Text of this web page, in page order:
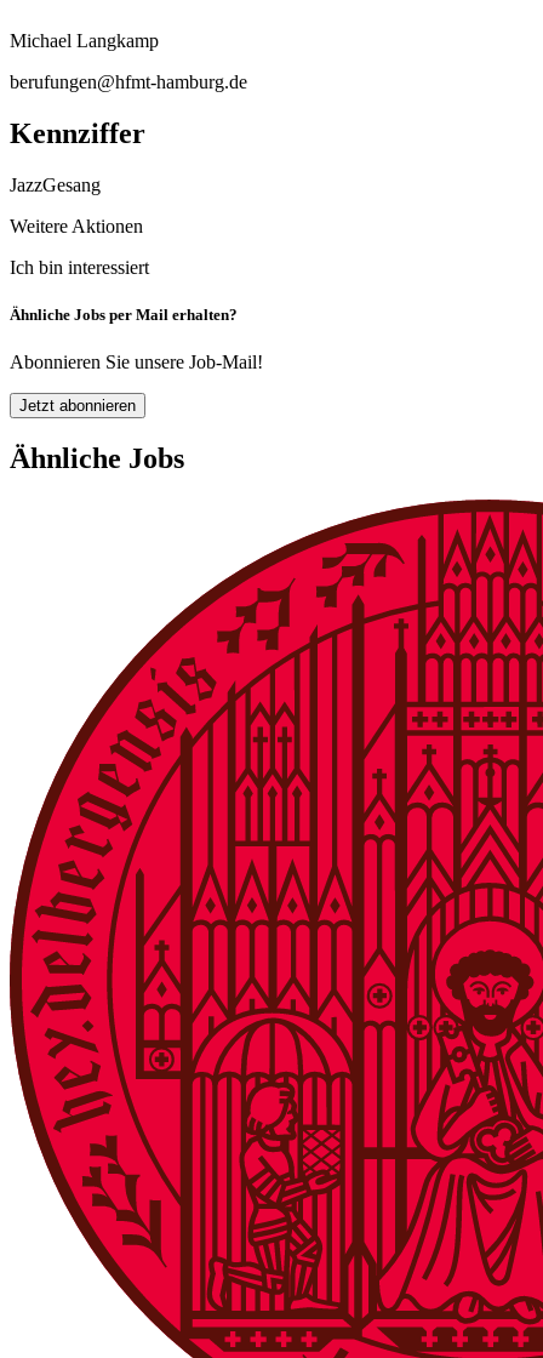
Michael Langkamp
berufungen@hfmt-hamburg.de
Kennziffer
JazzGesang
Weitere Aktionen
Ich bin interessiert
Ähnliche Jobs per Mail erhalten?
Abonnieren Sie unsere Job-Mail!
Jetzt abonnieren
Ähnliche Jobs